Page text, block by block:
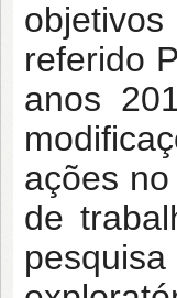
referido
anos
ações
de